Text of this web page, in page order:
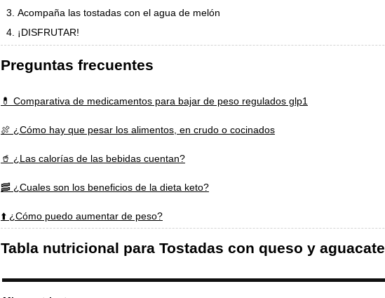
Acompaña las tostadas con el agua de melón
¡DISFRUTAR!
Preguntas frecuentes
💊 Comparativa de medicamentos para bajar de peso regulados glp1
🍖 ¿Cómo hay que pesar los alimentos, en crudo o cocinados
🥤 ¿Las calorías de las bebidas cuentan?
🥓 ¿Cuales son los beneficios de la dieta keto?
⬆️ ¿Cómo puedo aumentar de peso?
Tabla nutricional para Tostadas con queso y aguacate